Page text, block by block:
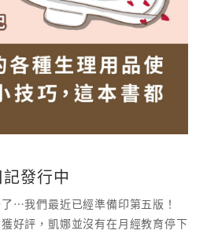
發行中
⋯我們最近已經準備印第五版！
好評，凱娜並沒有在月經教育停下